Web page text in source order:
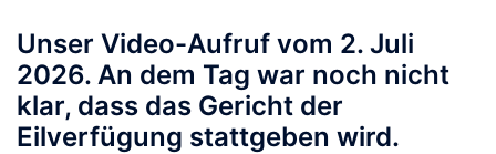
Unser Video-Aufruf vom 2. Juli
2026. An dem Tag war noch nicht
klar, dass das Gericht der
Eilverfügung stattgeben wird.